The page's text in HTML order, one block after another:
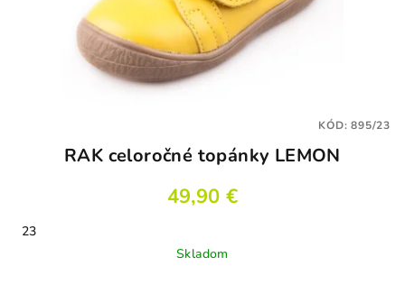
RAK celoročné topánky LEMON
49,90 €
23
Skladom
KÓD:895/23